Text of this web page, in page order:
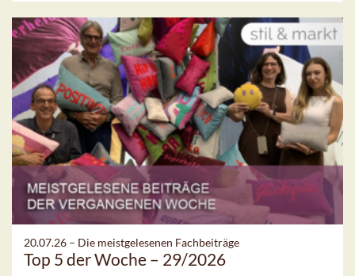
20.07.26 – Die meistgelesenen Fachbeiträge
Top 5 der Woche – 29/2026